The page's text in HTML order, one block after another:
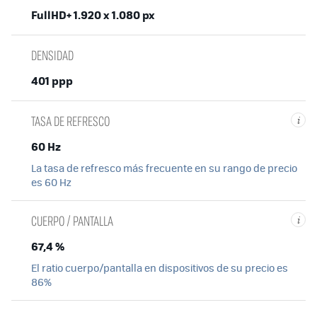
FullHD+ 1.920 x 1.080 px
DENSIDAD
401 ppp
i
TASA DE REFRESCO
60 Hz
La tasa de refresco más frecuente en su rango de precio
es 60 Hz
i
CUERPO / PANTALLA
67,4 %
El ratio cuerpo/pantalla en dispositivos de su precio es
86%